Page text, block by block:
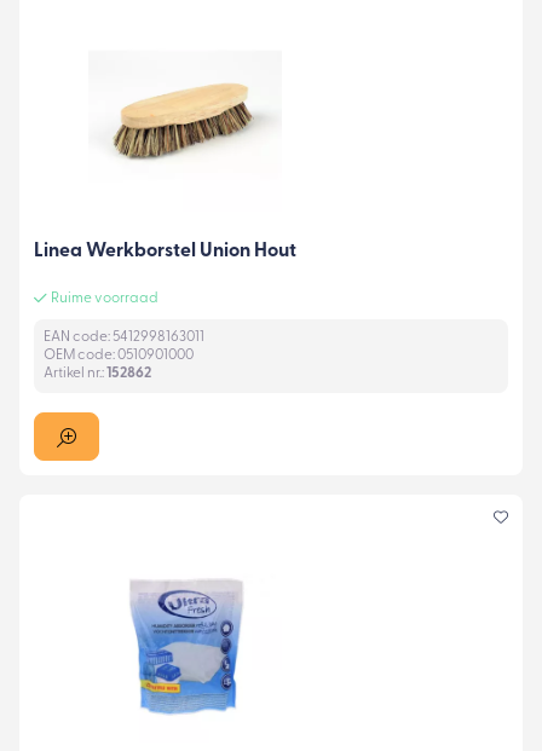
Linea Werkborstel Union Hout
Ruime voorraad
EAN code: 5412998163011
OEM code: 0510901000
Artikel nr.:152862